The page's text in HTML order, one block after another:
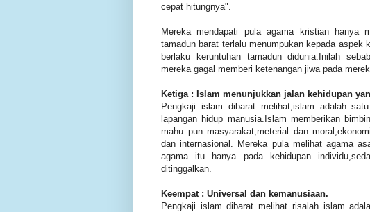
cepat hitungnya".
Mereka mendapati pula agama kristian hanya
tamadun barat terlalu menumpukan kepada aspek
berlaku keruntuhan tamadun didunia.Inilah
mereka gagal memberi ketenangan jiwa pada
Ketiga : Islam menunjukkan jalan kehidupan
Pengkaji islam dibarat melihat,islam adalah
lapangan hidup manusia.Islam memberikan
mahu pun masyarakat,meterial dan
dan internasional. Mereka pula melihat agama
agama itu hanya pada kehidupan
ditinggalkan.
Keempat : Universal dan kemanusiaan.
Pengkaji islam dibarat melihat risalah islam